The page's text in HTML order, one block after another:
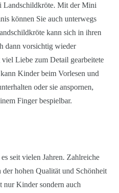
Landschildkröte. Mit der Mini
können Sie auch unterwegs
kann sich in ihren
dann vorsichtig wieder
Liebe zum Detail gearbeitete
Kinder beim Vorlesen und
oder sie anspornen,
Finger bespielbar.
seit vielen Jahren. Zahlreiche
hohen Qualität und Schönheit
nur Kinder sondern auch